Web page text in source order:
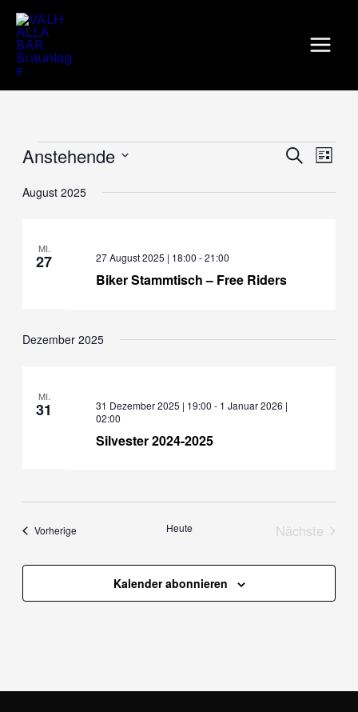
Zum
Inhalt
springen
Veranstaltungen
und
SucheListe
Anstehende
wählen.
August 2025
MI.
27
Biker Stammtisch – Free Riders
27 August 2025 | 18:00 -21:00
Dezember 2025
MI.
31
Silvester 2024-2025
31 Dezember 2025 | 19:00 - 1 Januar 2026 |
02:00
Vorherige Heute
Nächste
Kalender abonnieren